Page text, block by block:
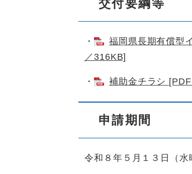
交付要綱等
・
福岡県長期有償型
／316KB]
・ 補助金チラシ
申請期間
令和８年５月１３日（